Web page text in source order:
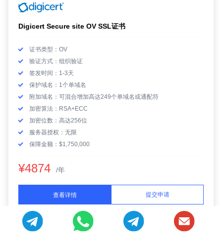
Digicert Secure site OV SSL证书
证书类型：OV
验证方式：组织验证
签发时间：1-3天
保护域名：1个单域名
附加域名：可混合增加高达249个单域名或通配符
加密算法：RSA+ECC
加密位数：高达256位
服务器授权：无限
保障金额：$1,750,000
¥4874 /年
查看详情 提交申请